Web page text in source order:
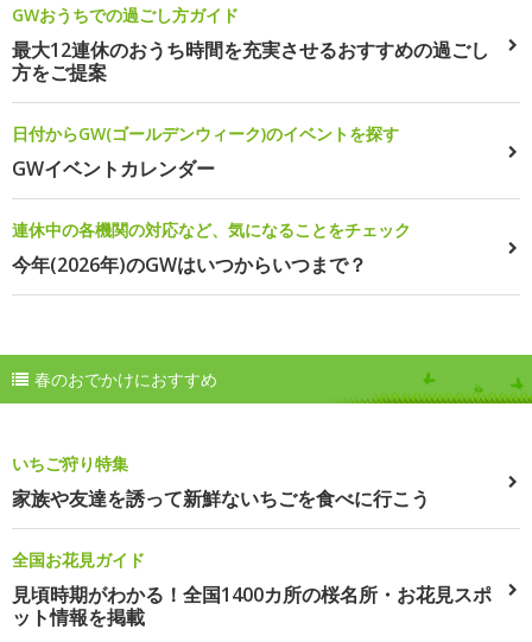
GWおうちでの過ごし方ガイド
最大12連休のおうち時間を充実させるおすすめの過ごし
方をご提案
日付からGW(ゴールデンウィーク)のイベントを探す
GWイベントカレンダー
連休中の各機関の対応など、気になることをチェック
今年(2026年)のGWはいつからいつまで？
春のおでかけにおすすめ
いちご狩り特集
家族や友達を誘って新鮮ないちごを食べに行こう
全国お花見ガイド
見頃時期がわかる！全国1400カ所の桜名所・お花見スポ
ット情報を掲載